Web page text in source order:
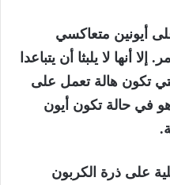
أيونين متعاكسي
أنها لا يلبثا أن يتباعدا
تكون هالة تعمل على
في حالة تكون أيون
على ذرة الكربون